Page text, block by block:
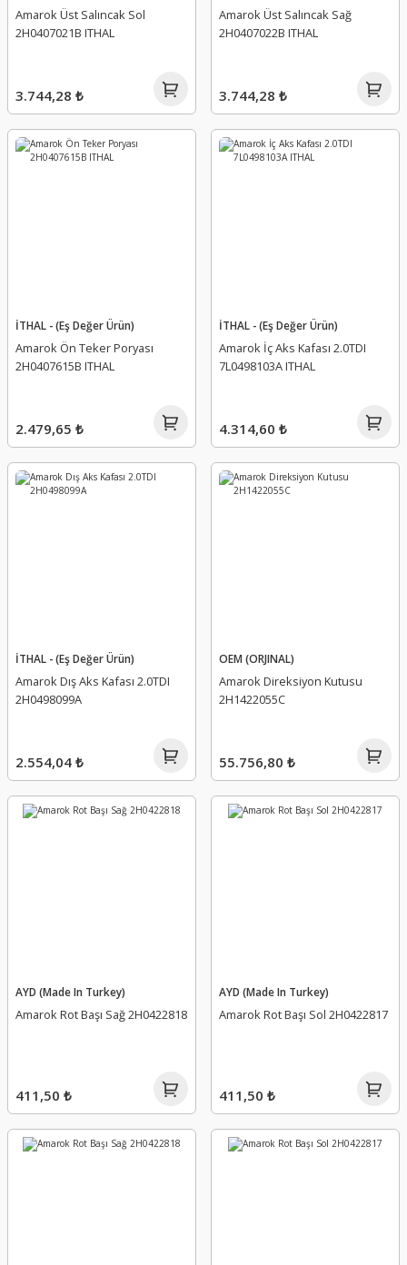
Amarok Üst Salıncak Sol
2H0407021B ITHAL
3.744,28 ₺
Amarok Üst Salıncak Sağ
2H0407022B ITHAL
3.744,28 ₺
İTHAL - (Eş Değer Ürün)
Amarok Ön Teker Poryası
2H0407615B ITHAL
2.479,65 ₺
İTHAL - (Eş Değer Ürün)
Amarok İç Aks Kafası 2.0TDI
7L0498103A ITHAL
4.314,60 ₺
İTHAL - (Eş Değer Ürün)
Amarok Dış Aks Kafası 2.0TDI
2H0498099A
2.554,04 ₺
OEM (ORJINAL)
Amarok Direksiyon Kutusu
2H1422055C
55.756,80 ₺
AYD (Made In Turkey)
Amarok Rot Başı Sağ 2H0422818
411,50 ₺
AYD (Made In Turkey)
Amarok Rot Başı Sol 2H0422817
411,50 ₺